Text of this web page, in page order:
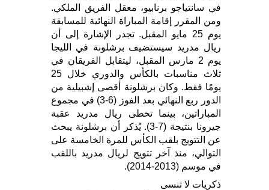
في سانتياجو برنابيو، معقل الفريق الملكي.
ومن المقرر إقامة المباراة النهائية للمسابقة
يوم 25 مايو المقبل. تجدر الإشارة إلى أن
ريال مدريد سيستضيف برشلونة في الليجا
يوم 2 مارس المقبل، ليتقابل الفريقان في
ثلاث مناسبات بالكأس والدوري خلال 25
يومًا فقط. وكان برشلونة أقصى إشبيلية من
الدور ربع النهائي بعد الفوز (6-3) في مجموع
المباراتين، بينما تخطى ريال مدريد عقبة
جيرونا بنتيجة (7-3). يُذكر أن برشلونة يبحث
عن التتويج بلقب الكأس للمرة الخامسة على
التوالي، منذ آخر تتويج لريال مدريد باللقب
في موسم (2013-2014).
ذكريات لا تنسى